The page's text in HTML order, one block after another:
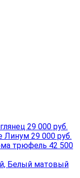
29 000 руб.
Линум 29 000 руб.
трюфель 42 500
Белый матовый